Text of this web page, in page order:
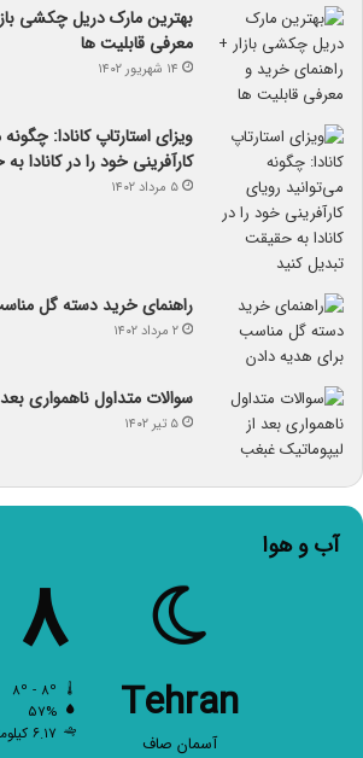
بهترین مارک دریل چکشی
معرفی قابلیت ها
۱۴ شهریور ۱۴۰۲
ویزای استارتاپ کانادا:
کارآفرینی خود را در کانادا
۵ مرداد ۱۴۰۲
راهنمای خرید دسته گل
۲ مرداد ۱۴۰۲
سوالات متداول ناهمواری
۵ تیر ۱۴۰۲
آب و هوا
Tehran
آسمان صاف
۸
۵۷%
۶.۱۷ کیلومتر/ساعت